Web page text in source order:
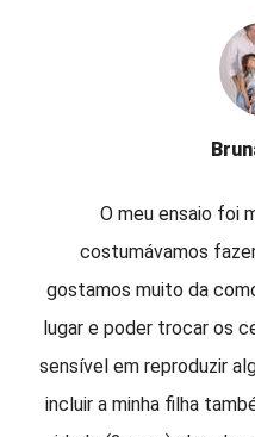
O meu ensaio foi
costumávamos
gostamos muito da
lugar e poder trocar os
sensível em reproduzir
incluir a minha filha